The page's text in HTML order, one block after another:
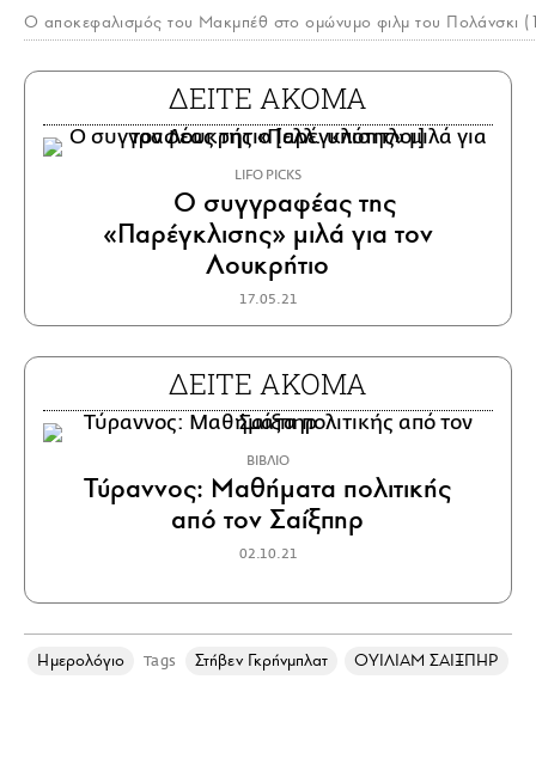
O αποκεφαλισμός του Μακμπέθ στο ομώνυμο φιλμ του Πολάνσκι
ΔΕΙΤΕ ΑΚΟΜΑ
LIFO PICKS
Ο συγγραφέας της
«Παρέγκλισης» μιλά για τον
Λουκρήτιο
17.05.21
ΔΕΙΤΕ ΑΚΟΜΑ
ΒΙΒΛΙΟ
Τύραννος: Μαθήματα πολιτικής
από τον Σαίξπηρ
02.10.21
Ημερολόγιο Tags Στήβεν Γκρήνμπλατ ΟΥΙΛΙΑΜ ΣΑΙΞΠΗΡ